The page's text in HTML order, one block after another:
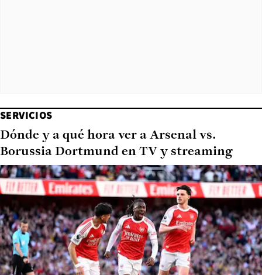
SERVICIOS
Dónde y a qué hora ver a Arsenal vs.
Borussia Dortmund en TV y streaming